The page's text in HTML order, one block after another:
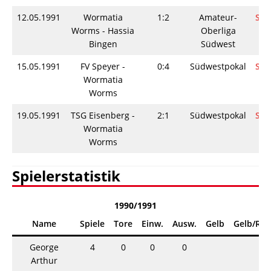
12.05.1991
Wormatia
Worms - Hassia
Bingen
1:2
Amateur-
Oberliga
Südwest
15.05.1991
FV Speyer -
Wormatia
Worms
0:4 Südwestpokal
19.05.1991
TSG Eisenberg -
Wormatia
Worms
2:1 Südwestpokal
Spielerstatistik
1990/1991
Name
Spiele Tore Einw. Ausw. Gelb Gelb/Rot
George
Arthur
4 0 0 0